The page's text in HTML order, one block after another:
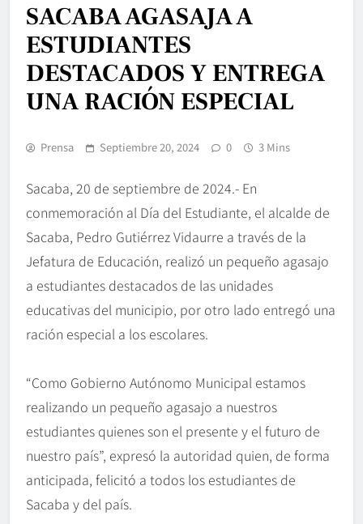
SACABA AGASAJA A
ESTUDIANTES
DESTACADOS Y ENTREGA
UNA RACIÓN ESPECIAL
Prensa Septiembre 20, 2024 0 3 Mins
Sacaba, 20 de septiembre de 2024.- En
conmemoración al Día del Estudiante, el alcalde de
Sacaba, Pedro Gutiérrez Vidaurre a través de la
Jefatura de Educación, realizó un pequeño agasajo
a estudiantes destacados de las unidades
educativas del municipio, por otro lado entregó una
ración especial a los escolares.
“Como Gobierno Autónomo Municipal estamos
realizando un pequeño agasajo a nuestros
estudiantes quienes son el presente y el futuro de
nuestro país”, expresó la autoridad quien, de forma
anticipada, felicitó a todos los estudiantes de
Sacaba y del país.